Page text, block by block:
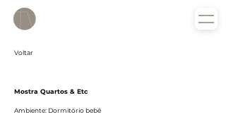
Voltar
Mostra Quartos & Etc
Ambiente: Dormitório bebê